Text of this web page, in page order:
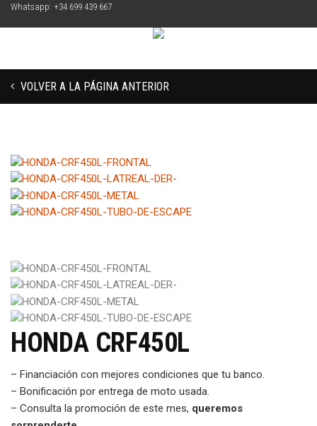
Whatsapp: +34 699 439 667
VOLVER A LA PÁGINA ANTERIOR
HONDA CRF450L
– Financiación con mejores condiciones que tu banco.
– Bonificación por entrega de moto usada.
– Consulta la promoción de este mes, queremos